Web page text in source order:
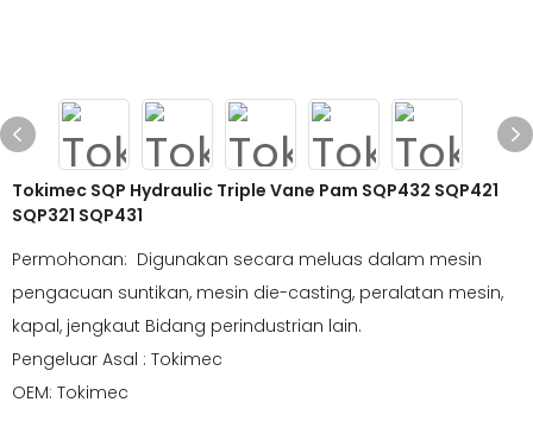
Tokimec SQP Hydraulic Triple Vane Pam SQP432 SQP421
SQP321 SQP431
Permohonan: Digunakan secara meluas dalam mesin
pengacuan suntikan, mesin die-casting, peralatan mesin,
kapal, jengkaut Bidang perindustrian lain.
Pengeluar Asal : Tokimec
OEM: Tokimec